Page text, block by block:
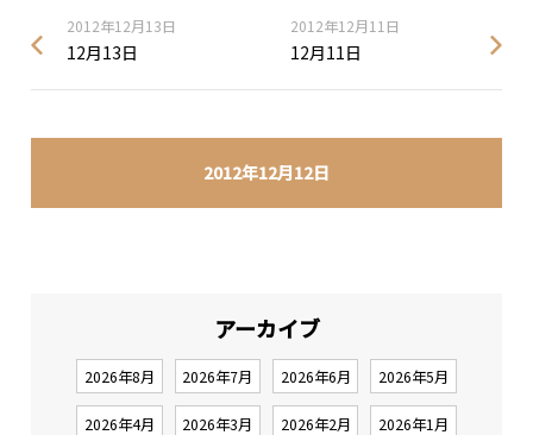
2012年12月12日
2012年12月13日
12月13日
2012年12月11日
12月11日
アーカイブ
2026年8月 2026年7月 2026年6月 2026年5月
2026年4月 2026年3月 2026年2月 2026年1月